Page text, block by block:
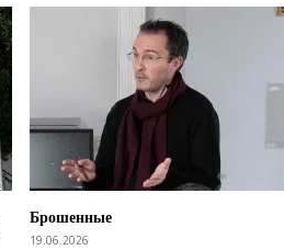
Брошенные
19.06.2026